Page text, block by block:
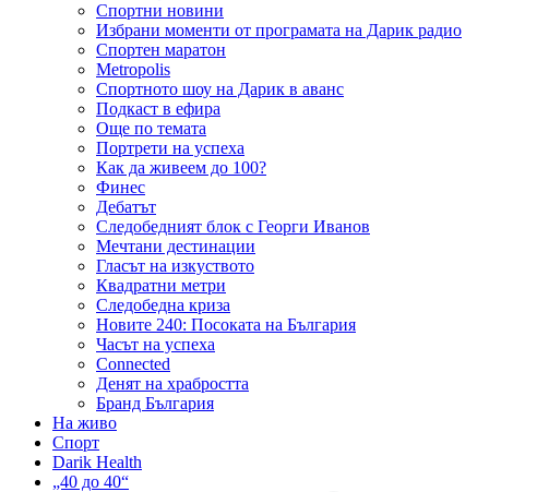
Спортни новини
Избрани моменти от програмата на Дарик радио
Спортен маратон
Metropolis
Спортното шоу на Дарик в аванс
Подкаст в ефира
Още по темата
Портрети на успеха
Как да живеем до 100?
Финес
Дебатът
Следобедният блок с Георги Иванов
Мечтани дестинации
Гласът на изкуството
Квадратни метри
Следобедна криза
Новите 240: Посоката на България
Часът на успеха
Connected
Денят на храбростта
Бранд България
На живо
Спорт
Darik Health
„40 до 40“